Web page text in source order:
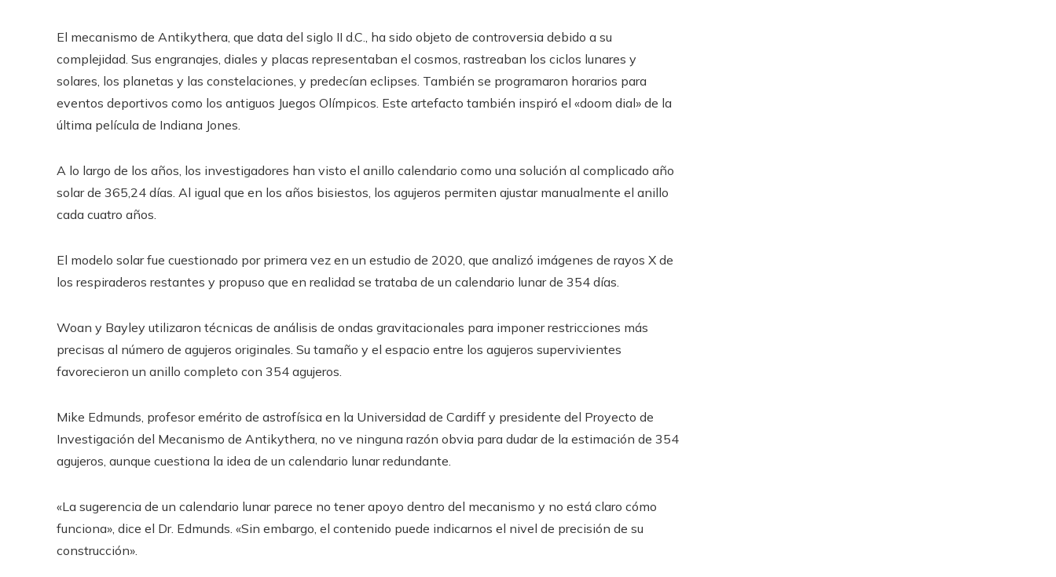
El mecanismo de Antikythera, que data del siglo II d.C., ha sido objeto de controversia debido a su
complejidad. Sus engranajes, diales y placas representaban el cosmos, rastreaban los ciclos lunares y
solares, los planetas y las constelaciones, y predecían eclipses. También se programaron horarios para
eventos deportivos como los antiguos Juegos Olímpicos. Este artefacto también inspiró el «doom dial» de la
última película de Indiana Jones.
A lo largo de los años, los investigadores han visto el anillo calendario como una solución al complicado año
solar de 365,24 días. Al igual que en los años bisiestos, los agujeros permiten ajustar manualmente el anillo
cada cuatro años.
El modelo solar fue cuestionado por primera vez en un estudio de 2020, que analizó imágenes de rayos X de
los respiraderos restantes y propuso que en realidad se trataba de un calendario lunar de 354 días.
Woan y Bayley utilizaron técnicas de análisis de ondas gravitacionales para imponer restricciones más
precisas al número de agujeros originales. Su tamaño y el espacio entre los agujeros supervivientes
favorecieron un anillo completo con 354 agujeros.
Mike Edmunds, profesor emérito de astrofísica en la Universidad de Cardiff y presidente del Proyecto de
Investigación del Mecanismo de Antikythera, no ve ninguna razón obvia para dudar de la estimación de 354
agujeros, aunque cuestiona la idea de un calendario lunar redundante.
«La sugerencia de un calendario lunar parece no tener apoyo dentro del mecanismo y no está claro cómo
funciona», dice el Dr. Edmunds. «Sin embargo, el contenido puede indicarnos el nivel de precisión de su
construcción».